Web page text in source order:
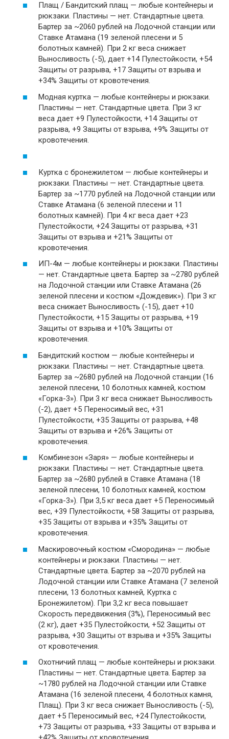
Плащ / Бандитский плащ — любые контейнеры и
рюкзаки. Пластины — нет. Стандартные цвета.
Бартер за ~2060 рублей на Лодочной станции или
Ставке Атамана (19 зеленой плесени и 5
болотных камней). При 2 кг веса снижает
Выносливость (-5), дает +14 Пулестойкости, +54
Защиты от разрыва, +17 Защиты от взрыва и
+34% Защиты от кровотечения.
Модная куртка — любые контейнеры и рюкзаки.
Пластины — нет. Стандартные цвета. При 3 кг
веса дает +9 Пулестойкости, +14 Защиты от
разрыва, +9 Защиты от взрыва, +9% Защиты от
кровотечения.
Куртка с бронежилетом — любые контейнеры и
рюкзаки. Пластины — нет. Стандартные цвета.
Бартер за ~1770 рублей на Лодочной станции или
Ставке Атамана (6 зеленой плесени и 11
болотных камней). При 4 кг веса дает +23
Пулестойкости, +24 Защиты от разрыва, +31
Защиты от взрыва и +21% Защиты от
кровотечения.
ИП-4м — любые контейнеры и рюкзаки. Пластины
— нет. Стандартные цвета. Бартер за ~2780 рублей
на Лодочной станции или Ставке Атамана (26
зеленой плесени и костюм «Дождевик»). При 3 кг
веса снижает Выносливость (-15), дает +10
Пулестойкости, +15 Защиты от разрыва, +19
Защиты от взрыва и +10% Защиты от
кровотечения.
Бандитский костюм — любые контейнеры и
рюкзаки. Пластины — нет. Стандартные цвета.
Бартер за ~2680 рублей на Лодочной станции (16
зеленой плесени, 10 болотных камней, костюм
«Горка-3»). При 3 кг веса снижает Выносливость
(-2), дает +5 Переносимый вес, +31
Пулестойкости, +35 Защиты от разрыва, +48
Защиты от взрыва и +26% Защиты от
кровотечения.
Комбинезон «Заря» — любые контейнеры и
рюкзаки. Пластины — нет. Стандартные цвета.
Бартер за ~2680 рублей в Ставке Атамана (18
зеленой плесени, 10 болотных камней, костюм
«Горка-3»). При 3,5 кг веса дает +5 Переносимый
вес, +39 Пулестойкости, +58 Защиты от разрыва,
+35 Защиты от взрыва и +35% Защиты от
кровотечения.
Маскировочный костюм «Смородина» — любые
контейнеры и рюкзаки. Пластины — нет.
Стандартные цвета. Бартер за ~2070 рублей на
Лодочной станции или Ставке Атамана (7 зеленой
плесени, 13 болотных камней, Куртка с
Бронежилетом). При 3,2 кг веса повышает
Скорость передвижения (3%), Переносимый вес
(2 кг), дает +35 Пулестойкости, +52 Защиты от
разрыва, +30 Защиты от взрыва и +35% Защиты
от кровотечения.
Охотничий плащ — любые контейнеры и рюкзаки.
Пластины — нет. Стандартные цвета. Бартер за
~1780 рублей на Лодочной станции или Ставке
Атамана (16 зеленой плесени, 4 болотных камня,
Плащ). При 3 кг веса снижает Выносливость (-5),
дает +5 Переносимый вес, +24 Пулестойкости,
+73 Защиты от разрыва, +33 Защиты от взрыва и